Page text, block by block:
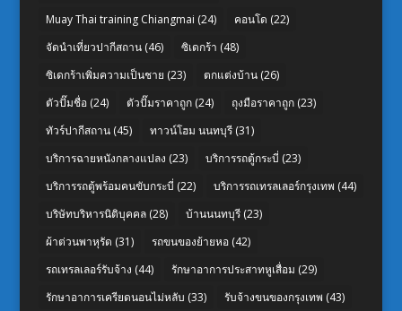
Muay Thai training Chiangmai (24) คอนโด (22)
จัดนำเที่ยวปากีสถาน(46) ซิเดกร้า (48)
ซิเดกร้าเพิ่มความเป็นชาย (23) ตกแต่งบ้าน(26)
ตัวปั๊มชื่อ(24) ตัวปั๊มราคาถูก(24) ถุงมือราคาถูก(23)
ทัวร์ปากีสถาน(45) ทาวน์โฮม นนทบุรี(31)
บริการฉายหนังกลางแปลง (23) บริการรถตู้กระบี่ (23)
บริการรถตู้พร้อมคนขับกระบี่ (22) บริการรถเทรลเลอร์กรุงเทพ (44)
บริษัทบริหารนิติบุคคล(28) บ้านนนทบุรี(23)
ผ้าต่วนพาหุรัด (31) รถขนของย้ายหอ(42)
รถเทรลเลอร์รับจ้าง (44) รักษาอาการประสาทหูเสื่อม (29)
รักษาอาการเครียดนอนไม่หลับ (33) รับจ้างขนของกรุงเทพ (43)